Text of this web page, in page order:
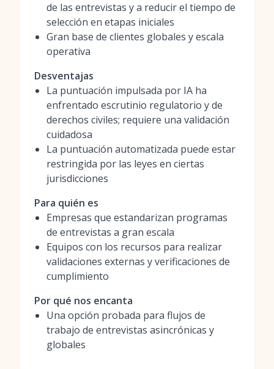
de las entrevistas y a reducir el tiempo de
selección en etapas iniciales
Gran base de clientes globales y escala
operativa
Desventajas
La puntuación impulsada por IA ha
enfrentado escrutinio regulatorio y de
derechos civiles; requiere una validación
cuidadosa
La puntuación automatizada puede estar
restringida por las leyes en ciertas
jurisdicciones
Para quién es
Empresas que estandarizan programas
de entrevistas a gran escala
Equipos con los recursos para realizar
validaciones externas y verificaciones de
cumplimiento
Por qué nos encanta
Una opción probada para flujos de
trabajo de entrevistas asincrónicas y
globales